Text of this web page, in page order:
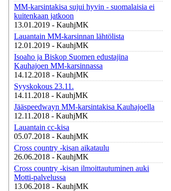
MM-karsintakisa sujui hyvin - suomalaisia ei
kuitenkaan jatkoon
13.01.2019 - KauhjMK
Lauantain MM-karsinnan lähtölista
12.01.2019 - KauhjMK
Isoaho ja Biskop Suomen edustajina
Kauhajoen MM-karsinnassa
14.12.2018 - KauhjMK
Syyskokous 23.11.
14.11.2018 - KauhjMK
Jääspeedwayn MM-karsintakisa Kauhajoella
12.11.2018 - KauhjMK
Lauantain cc-kisa
05.07.2018 - KauhjMK
Cross country -kisan aikataulu
26.06.2018 - KauhjMK
Cross country -kisan ilmoittautuminen auki
Motti-palvelussa
13.06.2018 - KauhjMK